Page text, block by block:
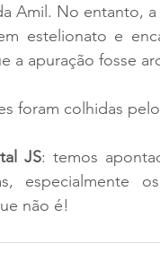
Amil. No entanto,
estelionato e
a apuração fosse
foram colhidas pelo
JS: temos
especialmente
não é!